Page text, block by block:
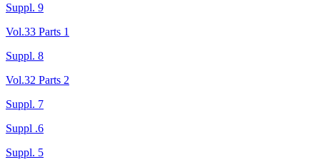
Suppl. 9
Vol.33 Parts 1
Suppl. 8
Vol.32 Parts 2
Suppl. 7
Suppl .6
Suppl. 5